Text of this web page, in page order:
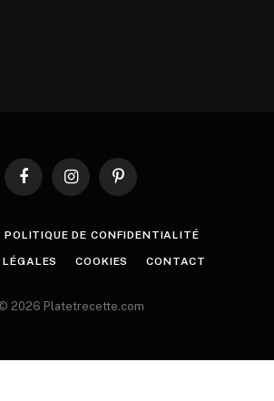
FacebookInstagramPinterest
POLITIQUE DE CONFIDENTIALITÉ
COOKIES CONTACT
2026 Platetrecette.com